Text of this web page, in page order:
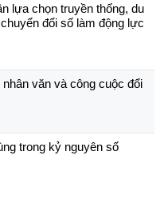
lựa chọn truyền thống, du
đổi số làm động lực
văn và công cuộc đổi
trong kỷ nguyên số